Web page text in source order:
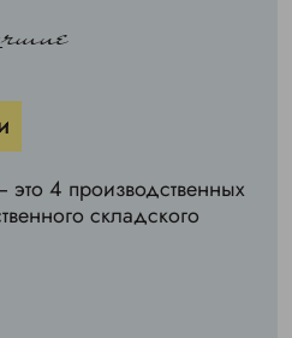
4 производственных
складского